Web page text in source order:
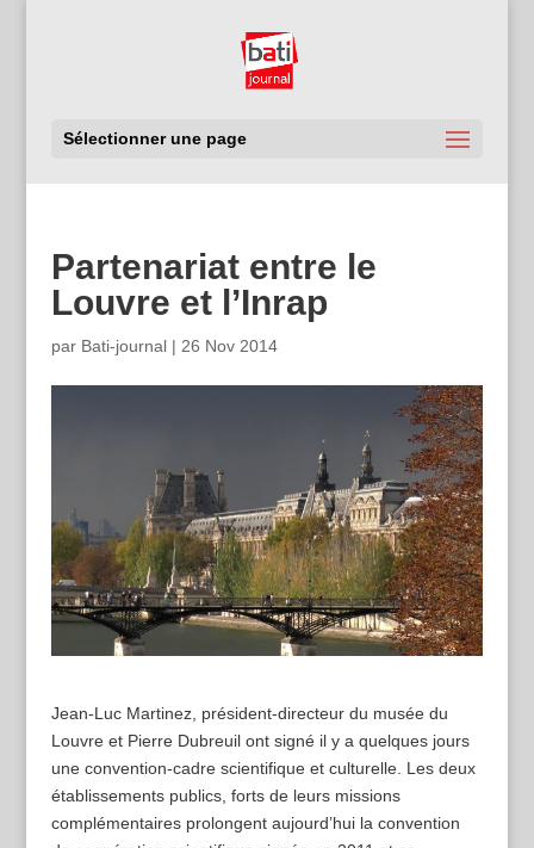
Sélectionner une page
Partenariat entre le
Louvre et l’Inrap
par Bati-journal| 26 Nov 2014
Jean-Luc Martinez, président-directeur du musée du
Louvre et Pierre Dubreuil ont signé il y a quelques jours
une convention-cadre scientifique et culturelle. Les deux
établissements publics, forts de leurs missions
complémentaires prolongent aujourd’hui la convention